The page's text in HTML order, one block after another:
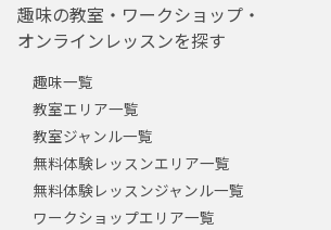
趣味の教室・ワークショップ・
オンラインレッスンを探す
趣味一覧
教室エリア一覧
教室ジャンル一覧
無料体験レッスンエリア一覧
無料体験レッスンジャンル一覧
ワークショップエリア一覧